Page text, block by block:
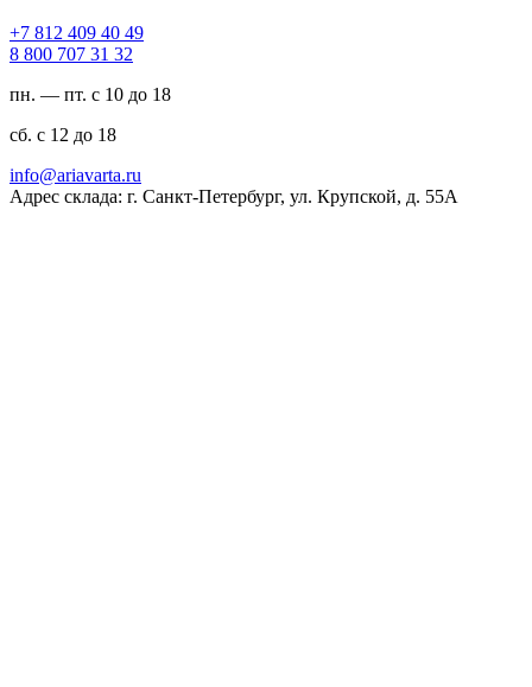
94 04 904 218 7+
23 13 707 008 8
пн. — пт. с 10 до 18
сб. с 12 до 18
ur.atravaira@ofni
Адрес склада: г. Санкт-Петербург, ул. Крупской, д. 55А